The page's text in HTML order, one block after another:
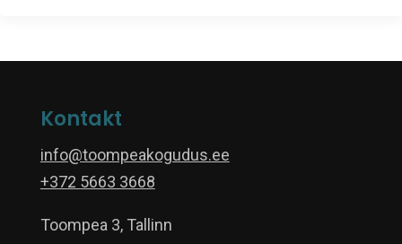
Kontakt
info@toompeakogudus.ee
+372 5663 3668
Toompea 3, Tallinn